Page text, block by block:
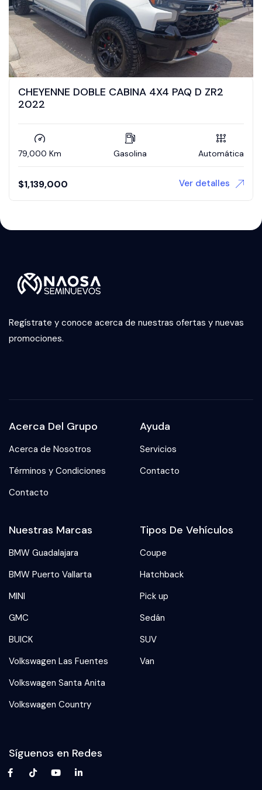
CHEYENNE DOBLE CABINA 4X4 PAQ D ZR2
2022
79,000 Km Gasolina Automática
$1,139,000 Ver detalles
Regístrate y conoce acerca de nuestras ofertas y nuevas
promociones.
Acerca Del Grupo
Acerca de Nosotros
Términos y Condiciones
Contacto
Ayuda
Servicios
Contacto
Nuestras Marcas
BMW Guadalajara
BMW Puerto Vallarta
MINI
GMC
BUICK
Volkswagen Las Fuentes
Volkswagen Santa Anita
Volkswagen Country
Tipos De Vehículos
Coupe
Hatchback
Pick up
Sedán
SUV
Van
Síguenos en Redes